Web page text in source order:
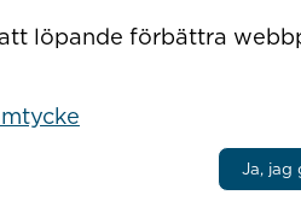
löpande förbättra
Ja, jag